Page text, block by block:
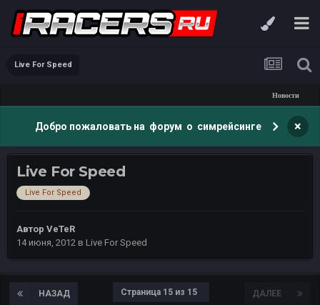
Live For Speed
Новости
Добро пожаловать на форум о симрейсинге ×
Live For Speed
Live For Speed
Автор VeTeR
14 июня, 2012 в Live For Speed
НАЗАД ДАЛЕЕ
Страница 15 из 15